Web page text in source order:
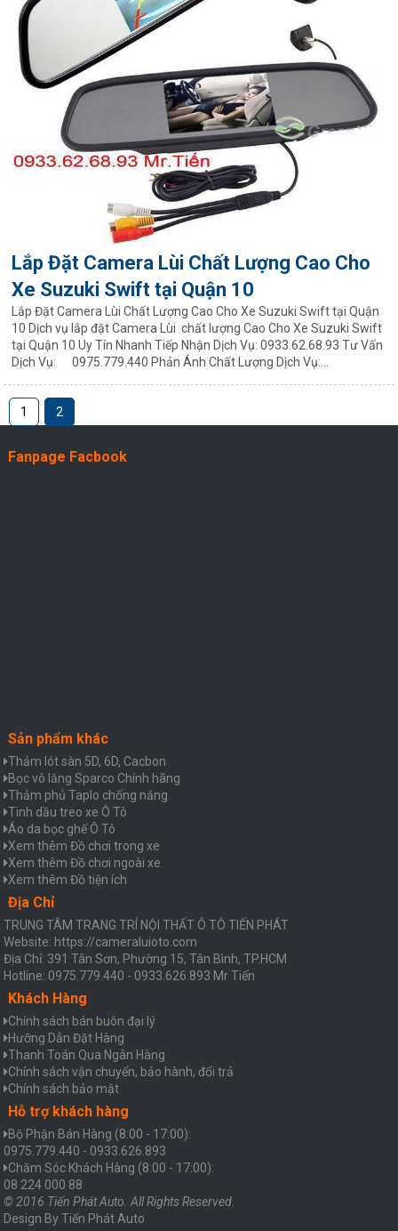
Lắp Đặt Camera Lùi Chất Lượng Cao Cho
Xe Suzuki Swift tại Quận 10
Lắp Đặt Camera Lùi Chất Lượng Cao Cho Xe Suzuki Swift tại Quận
10 Dịch vụ lắp đặt Camera Lùi chất lượng Cao Cho Xe Suzuki Swift
tại Quận 10 Uy Tín Nhanh Tiếp Nhận Dịch Vụ: 0933.62.68.93 Tư Vấn
Dịch Vụ: 0975.779.440 Phản Ánh Chất Lượng Dịch Vụ:...
1 2
Fanpage Facbook
Sản phẩm khác
Thảm lót sàn 5D, 6D, Cacbon
Bọc vô lăng Sparco Chính hãng
Thảm phủ Taplo chống nắng
Tinh dầu treo xe Ô Tô
Áo da bọc ghế Ô Tô
Xem thêm Đồ chơi trong xe
Xem thêm Đồ chơi ngoài xe
Xem thêm Đồ tiện ích
Địa Chỉ
TRUNG TÂM TRANG TRÍ NỘI THẤT Ô TÔ TIẾN PHÁT
Website: https://cameraluioto.com
Địa Chỉ: 391 Tân Sơn, Phường 15, Tân Bình, TP.HCM
Hotline: 0975.779.440 - 0933.626.893 Mr Tiến
Khách Hàng
Chính sách bán buôn đại lý
Hưỡng Dẫn Đặt Hàng
Thanh Toán Qua Ngân Hàng
Chính sách vận chuyển, bảo hành, đổi trả
Chính sách bảo mật
Hỗ trợ khách hàng
Bộ Phận Bán Hàng (8:00 - 17:00):
0975.779.440 - 0933.626.893
Chăm Sóc Khách Hàng (8:00 - 17:00):
08 224 000 88
© 2016 Tiến Phát Auto. All Rights Reserved.
Design ByTiến Phát Auto